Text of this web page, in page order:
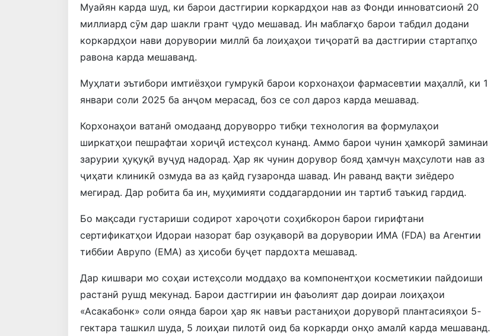
Муайян карда шуд, ки барои дастгирии коркардҳои нав аз Фонди инноватсионӣ 20
миллиард сӯм дар шакли грант ҷудо мешавад. Ин маблағҳо барои табдил додани
коркардҳои нави дорувории миллӣ ба лоиҳаҳои тиҷоратӣ ва дастгирии стартапҳо
равона карда мешаванд.
Муҳлати эътибори имтиёзҳои гумрукӣ барои корхонаҳои фармасевтии маҳаллӣ, ки 1
январи соли 2025 ба анҷом мерасад, боз се сол дароз карда мешавад.
Корхонаҳои ватанӣ омодаанд доруворро тибқи технология ва формулаҳои
ширкатҳои пешрафтаи хориҷӣ истеҳсол кунанд. Аммо барои чунин ҳамкорӣ заминаи
зарурии ҳуқуқӣ вуҷуд надорад. Ҳар як чунин дорувор бояд ҳамчун маҳсулоти нав аз
ҷиҳати клиникӣ озмуда ва аз қайд гузаронда шавад. Ин раванд вақти зиёдеро
мегирад. Дар робита ба ин, муҳимияти соддагардонии ин тартиб таъкид гардид.
Бо мақсади густариши содирот хароҷоти соҳибкорон барои гирифтани
сертификатҳои Идораи назорат бар озуқаворӣ ва дорувории ИМА (FDA) ва Агентии
тиббии Аврупо (EMA) аз ҳисоби буҷет пардохта мешавад.
Дар кишвари мо соҳаи истеҳсоли моддаҳо ва компонентҳои косметикии пайдоиши
растанӣ рушд мекунад. Барои дастгирии ин фаъолият дар доираи лоиҳаҳои
«Асакабонк» соли оянда барои ҳар як навъи растаниҳои доруворӣ плантасияҳои 5-
гектара ташкил шуда, 5 лоиҳаи пилотӣ оид ба коркарди онҳо амалӣ карда мешаванд.